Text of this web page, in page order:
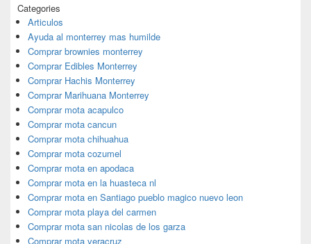
Categories
Articulos
Ayuda al monterrey mas humilde
Comprar brownies monterrey
Comprar Edibles Monterrey
Comprar Hachis Monterrey
Comprar Marihuana Monterrey
Comprar mota acapulco
Comprar mota cancun
Comprar mota chihuahua
Comprar mota cozumel
Comprar mota en apodaca
Comprar mota en la huasteca nl
Comprar mota en Santiago pueblo magico nuevo leon
Comprar mota playa del carmen
Comprar mota san nicolas de los garza
Comprar mota veracruz